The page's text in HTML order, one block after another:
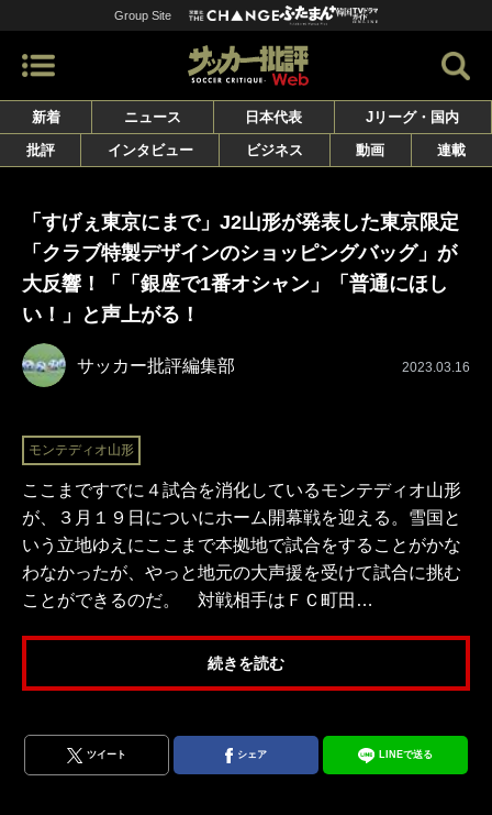
Group Site
新着 ニュース 日本代表
Jリーグ・国内
批評
インタビュー ビジネス 動画 連載
「すげぇ東京にまで」J2山形が発表した東京限定
「クラブ特製デザインのショッピングバッグ」が
大反響！「「銀座で1番オシャン」「普通にほし
い！」と声上がる！
サッカー批評編集部 2023.03.16
モンテディオ山形
ここまですでに４試合を消化しているモンテディオ山形
が、３月１９日についにホーム開幕戦を迎える。雪国と
いう立地ゆえにここまで本拠地で試合をすることがかな
わなかったが、やっと地元の大声援を受けて試合に挑む
ことができるのだ。 対戦相手はＦＣ町田…
続きを読む
ツイート シェア LINEで送る